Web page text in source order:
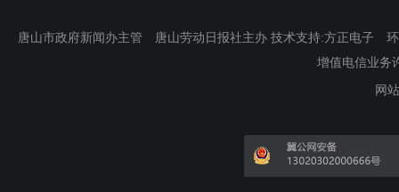
唐山市政府新闻办主管 唐山劳动日报社主办 技术支持:方正电子
增值电信业务
网